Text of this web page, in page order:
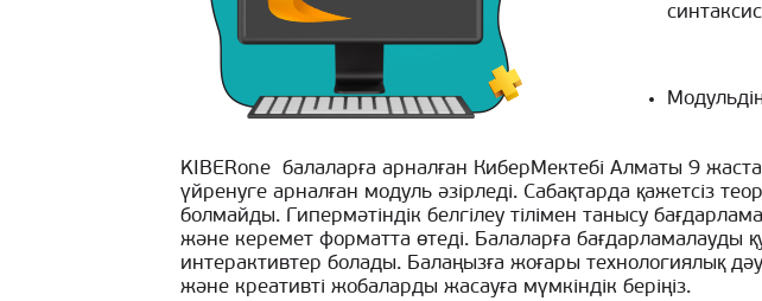
KIBERone балаларға арналған КиберМектебі Алматы 9
үйренуге арналған модуль әзірледі. Сабақтарда қажетсіз
болмайды. Гипермәтіндік белгілеу тілімен танысу
және керемет форматта өтеді. Балаларға
интерактивтер болады. Балаңызға жоғары технологиялық
және креативті жобаларды жасауға мүмкіндік беріңіз.